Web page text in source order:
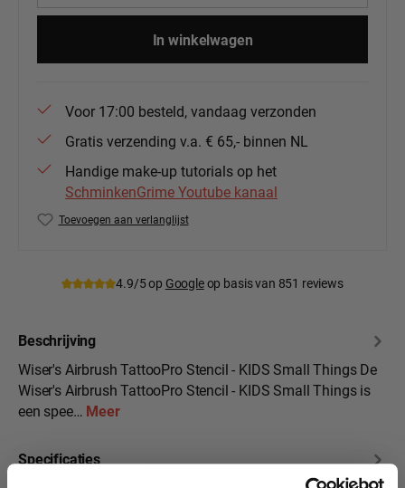
In winkelwagen
Voor 17:00 besteld, vandaag verzonden
Gratis verzending v.a. € 65,- binnen NL
Handige make-up tutorials op het
SchminkenGrime Youtube kanaal
Toevoegen aan verlanglijst
4.9/5 op Googleop basis van 851 reviews
Beschrijving
Wiser's Airbrush TattooPro Stencil - KIDS Small Things De
Wiser's Airbrush TattooPro Stencil - KIDS Small Things is
een spee… Meer
Specificaties